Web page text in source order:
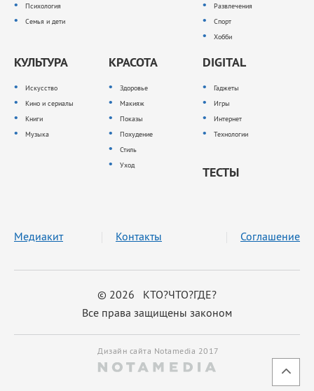
Психология
Семья и дети
Развлечения
Спорт
Хобби
КУЛЬТУРА
Искусство
Кино и сериалы
Книги
Музыка
КРАСОТА
Здоровье
Макияж
Показы
Похудение
Стиль
Уход
DIGITAL
Гаджеты
Игры
Интернет
Технологии
ТЕСТЫ
© 2026 КТО?ЧТО?ГДЕ?
Все права защищены законом
Медиакит Контакты Соглашение
Дизайн сайта Notamedia 2017